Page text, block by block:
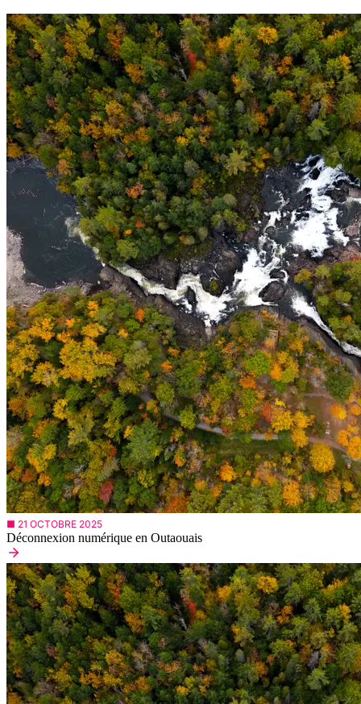
■ 21 OCTOBRE 2025
Déconnexion numérique en Outaouais